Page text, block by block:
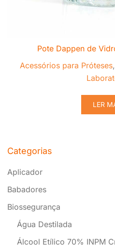
Pote Dappen de
Acessórios para Próteses,
LER
Categorias
Aplicador
Babadores
Biossegurança
Água Destilada
Álcool Etílico 70% INPM